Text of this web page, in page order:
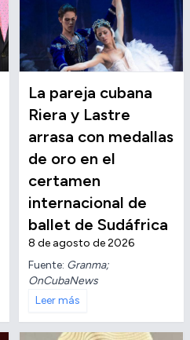
La pareja cubana
Riera y Lastre
arrasa con medallas
de oro en el
certamen
internacional de
ballet de Sudáfrica
8 de agosto de 2026
Fuente: Granma;
OnCubaNews
Leer más